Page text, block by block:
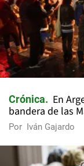
Crónica
En
bandera de las
Por Iván Gajardo